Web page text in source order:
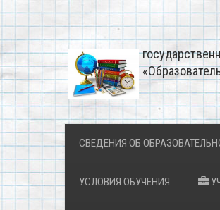
СВЕДЕНИЯ ОБ
УСЛОВИЯ ОБУЧЕНИЯ